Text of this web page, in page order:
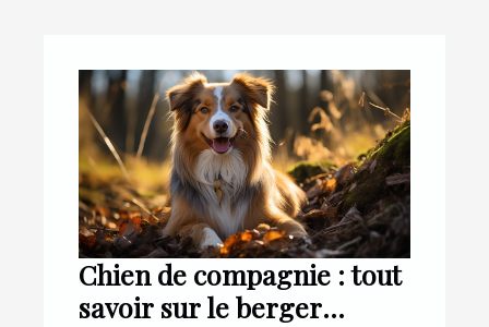
Chien de compagnie : tout
savoir sur le berger